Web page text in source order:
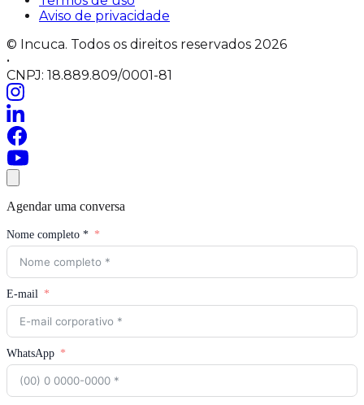
Aviso de privacidade
© Incuca. Todos os direitos reservados 2026
•
CNPJ: 18.889.809/0001-81
Agendar uma conversa
Nome completo *
E-mail
WhatsApp